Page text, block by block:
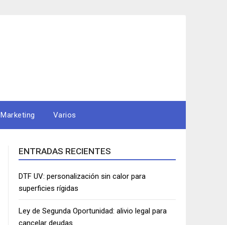
Marketing Varios
ENTRADAS RECIENTES
DTF UV: personalización sin calor para
superficies rígidas
Ley de Segunda Oportunidad: alivio legal para
cancelar deudas